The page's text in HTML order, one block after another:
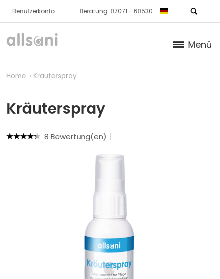
Benutzerkonto Beratung: 07071 - 60530
Menü
Über Uns
Dr. Feil Strategie
Home Kräuterspray
Kräuterspray
8 Bewertung(en)